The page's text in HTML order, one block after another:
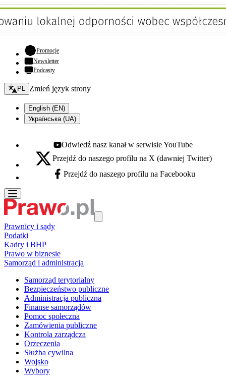
Promocje- otwiera się w nowej karcie
Newsletter
Podcasty
Zmień język - bieżący:
PL Zmień język strony
English (EN)
Українська (UA)
Youtube - otwiera się w nowej karcie
Odwiedź nasz kanał w serwisie YouTube
X - otwiera się w nowej karcie
Przejdź do naszego profilu na X (dawniej Twitter)
Facebook - otwiera się w nowej karcie
Przejdź do naszego profilu na Facebooku
Prawnicy i sądy
Podatki
Kadry i BHP
Prawo w biznesie
Samorząd i administracja
Samorząd terytorialny
Bezpieczeństwo publiczne
Administracja publiczna
Finanse samorządów
Pomoc społeczna
Zamówienia publiczne
Kontrola zarządcza
Orzeczenia
Służba cywilna
Wojsko
Wybory